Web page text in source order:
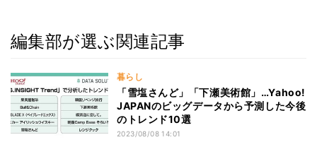
編集部が選ぶ関連記事
暮らし
「雪塩さんど」「下瀬美術館」…Yahoo!
JAPANのビッグデータから予測した今後
のトレンド10選
2023/08/08 14:01